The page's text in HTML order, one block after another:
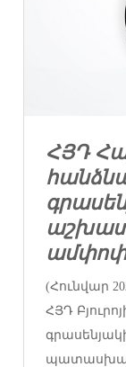
ՀՅԴ
(Հունվար
ՀՅԴ